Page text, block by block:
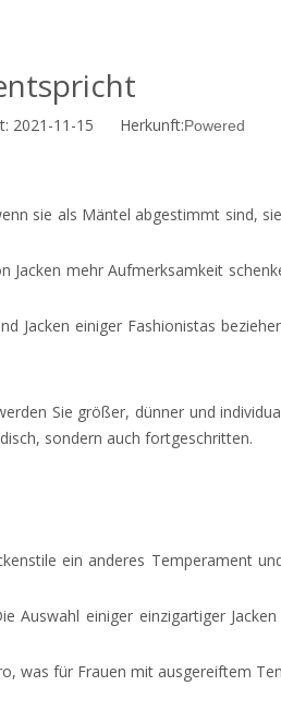
2021-11-15 Herkunft:Powered
sie als Mäntel abgestimmt sind,
mehr Aufmerksamkeit
Jacken einiger Fashionistas
Sie größer, dünner und
sondern auch fortgeschritten.
ein anderes Temperament
Auswahl einiger einzigartiger
was für Frauen mit ausgereiftem